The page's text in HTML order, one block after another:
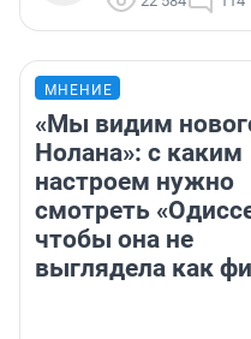
МНЕНИЕ
«Мы видим
Нолана»: с каким
настроем нужно
смотреть
чтобы она не
выглядела как